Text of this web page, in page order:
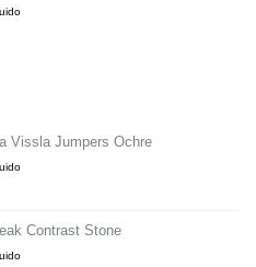
Vissla Jumpers Ochre
Contrast Stone